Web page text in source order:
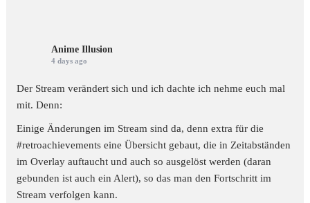
Anime Illusion
4 days ago
Der Stream verändert sich und ich dachte ich nehme euch mal
mit. Denn:
Einige Änderungen im Stream sind da, denn extra für die
#retroachievements eine Übersicht gebaut, die in Zeitabständen
im Overlay auftaucht und auch so ausgelöst werden (daran
gebunden ist auch ein Alert), so das man den Fortschritt im
Stream verfolgen kann.